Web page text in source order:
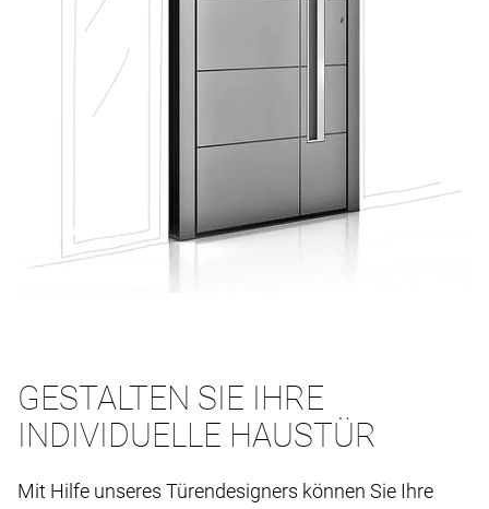
GESTALTEN SIE IHRE
INDIVIDUELLE HAUSTÜR
Mit Hilfe unseres Türendesigners können Sie Ihre